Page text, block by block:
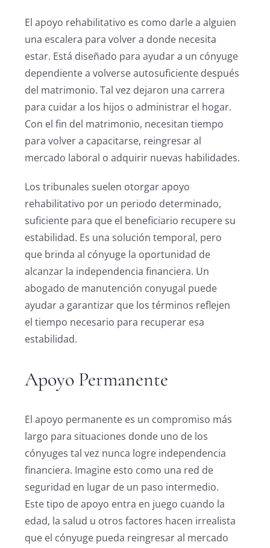
El apoyo rehabilitativo es como darle a alguien
una escalera para volver a donde necesita
estar. Está diseñado para ayudar a un cónyuge
dependiente a volverse autosuficiente después
del matrimonio. Tal vez dejaron una carrera
para cuidar a los hijos o administrar el hogar.
Con el fin del matrimonio, necesitan tiempo
para volver a capacitarse, reingresar al
mercado laboral o adquirir nuevas habilidades.
Los tribunales suelen otorgar apoyo
rehabilitativo por un periodo determinado,
suficiente para que el beneficiario recupere su
estabilidad. Es una solución temporal, pero
que brinda al cónyuge la oportunidad de
alcanzar la independencia financiera. Un
abogado de manutención conyugal puede
ayudar a garantizar que los términos reflejen
el tiempo necesario para recuperar esa
estabilidad.
Apoyo Permanente
El apoyo permanente es un compromiso más
largo para situaciones donde uno de los
cónyuges tal vez nunca logre independencia
financiera. Imagine esto como una red de
seguridad en lugar de un paso intermedio.
Este tipo de apoyo entra en juego cuando la
edad, la salud u otros factores hacen irrealista
que el cónyuge pueda reingresar al mercado